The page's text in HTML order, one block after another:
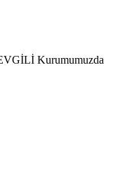
Kurumumuzda